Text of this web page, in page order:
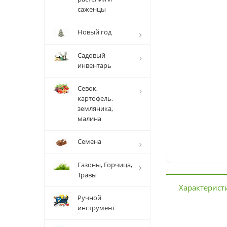
саженцы
Новый год
Садовый
инвентарь
Севок,
картофель,
земляника,
малина
Семена
Газоны, Горчица,
Травы
Ручной
инструмент